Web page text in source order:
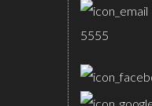
5555